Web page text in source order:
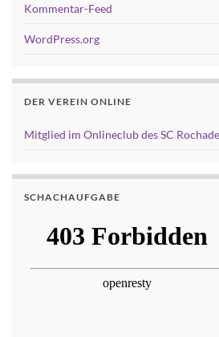
Kommentar-Feed
WordPress.org
DER VEREIN ONLINE
Mitglied im Onlineclub des SC
SCHACHAUFGABE